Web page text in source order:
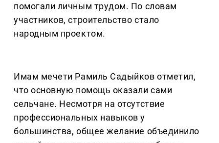
помогали личным трудом. По словам
участников, строительство стало
народным проектом.
Имам мечети Рамиль Садыйков отметил,
что основную помощь оказали сами
сельчане. Несмотря на отсутствие
профессиональных навыков у
большинства, общее желание объединило